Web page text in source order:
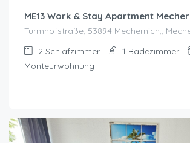
ME13 Work & Stay Apartment
Turmhofstraße, 53894 Mechernich,,
2 Schlafzimmer 1 Badezimmer
Monteurwohnung